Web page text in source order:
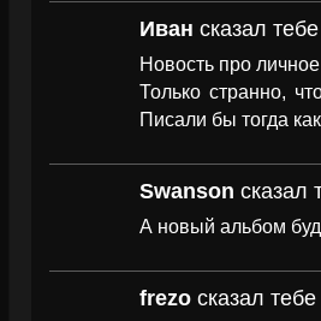
Иван сказал
Новость про
Только странно,
Писали бы тогда
Swanson сказал
А новый альбом
frezo сказал